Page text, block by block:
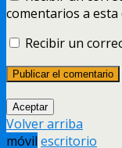
comentarios a esta
Recibir un
Aceptar
Volver arriba
móvil escritorio